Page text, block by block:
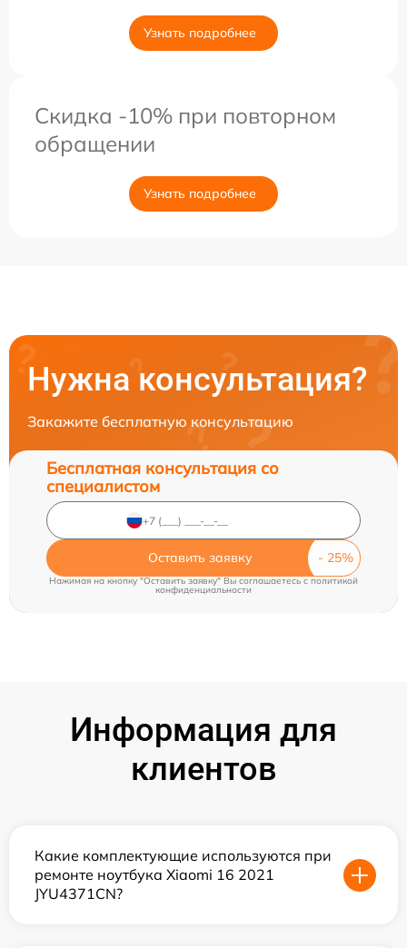
Узнать подробнее
Скидка -10% при повторном
обращении
Узнать подробнее
Нужна консультация?
Закажите бесплатную консультацию
Бесплатная консультация со
специалистом
Оставить заявку
Нажимая на кнопку "Оставить заявку" Вы соглашаетесь cполитикой
конфиденциальности
Информация для
клиентов
Какие комплектующие используются при
ремонте ноутбука Xiaomi 16 2021
JYU4371CN?